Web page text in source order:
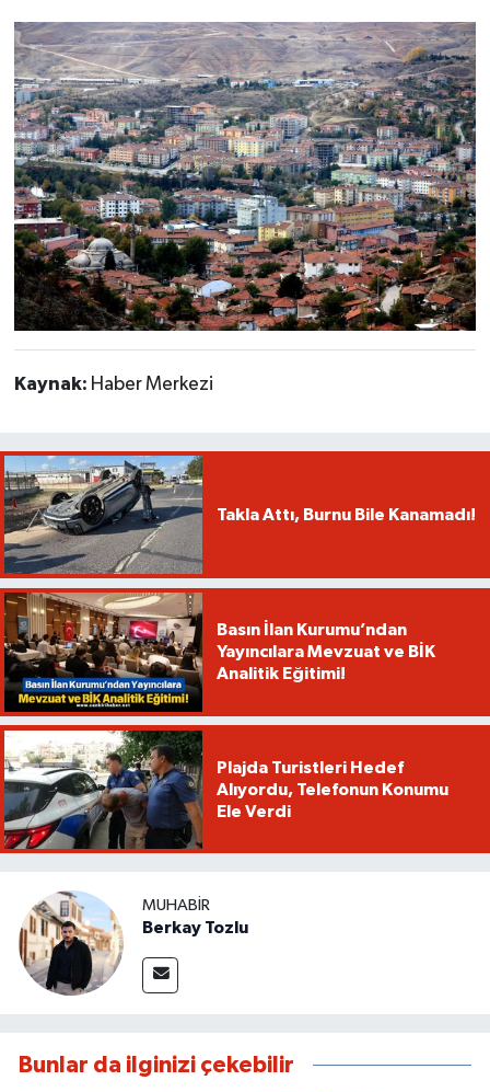
Kaynak: Haber Merkezi
Takla Attı, Burnu Bile Kanamadı!
Basın İlan Kurumu’ndan
Yayıncılara Mevzuat ve BİK
Analitik Eğitimi!
Plajda Turistleri Hedef
Alıyordu, Telefonun Konumu
Ele Verdi
MUHABIR
Berkay Tozlu
Bunlar da ilginizi çekebilir